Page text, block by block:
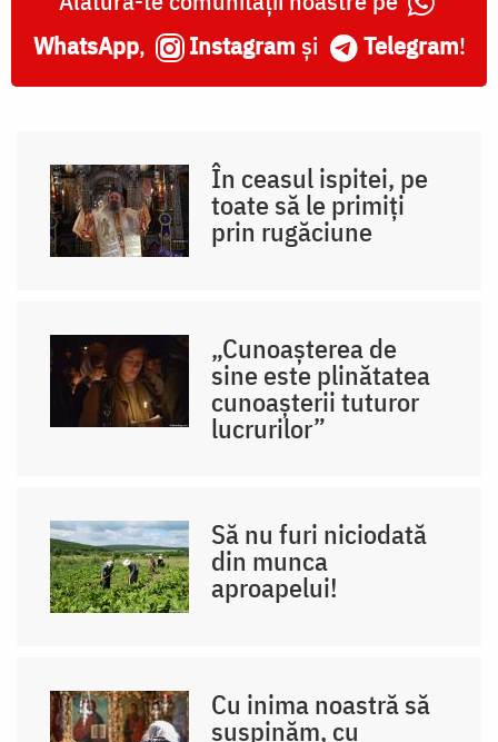
WhatsApp, Instagram și Telegram!
În ceasul ispitei, pe
toate să le primiți
prin rugăciune
„Cunoașterea de
sine este plinătatea
cunoașterii tuturor
lucrurilor”
Să nu furi niciodată
din munca
aproapelui!
Cu inima noastră să
suspinăm, cu